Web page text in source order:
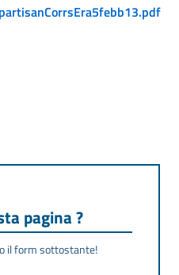
pagina ?
il form sottostante!